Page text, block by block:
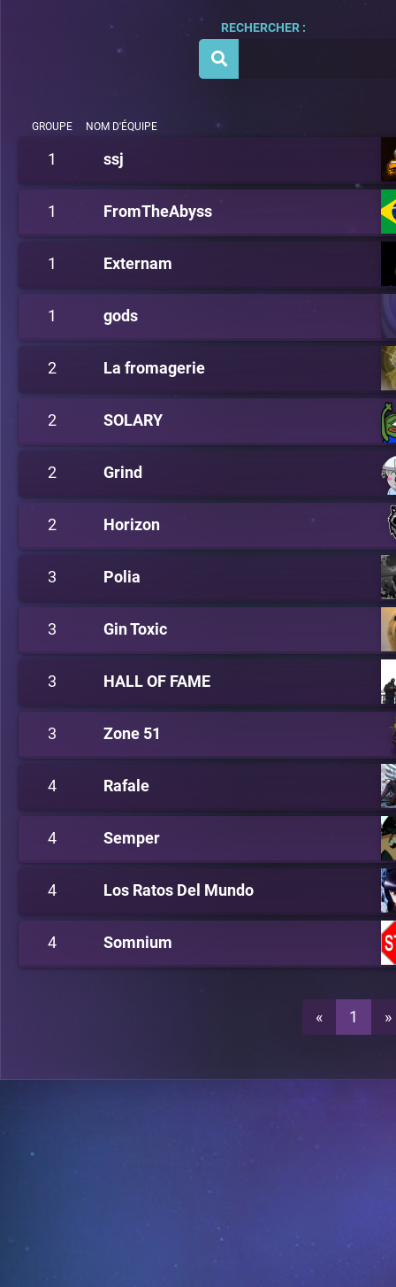
RECHERCHER :
GROUPE NOM D'ÉQUIPE
1 ssj
1 FromTheAbyss
1 Externam
1 gods
2 La fromagerie
2 SOLARY
2 Grind
2 Horizon
3 Polia
3 Gin Toxic
3 HALL OF FAME
3 Zone 51
4 Rafale
4 Semper
4 Los Ratos Del Mundo
4 Somnium
« 1 »